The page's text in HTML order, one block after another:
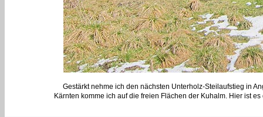
Gestärkt nehme ich den nächsten Unterholz-Steilaufstieg in
Kärnten komme ich auf die freien Flächen der Kuhalm. Hier ist